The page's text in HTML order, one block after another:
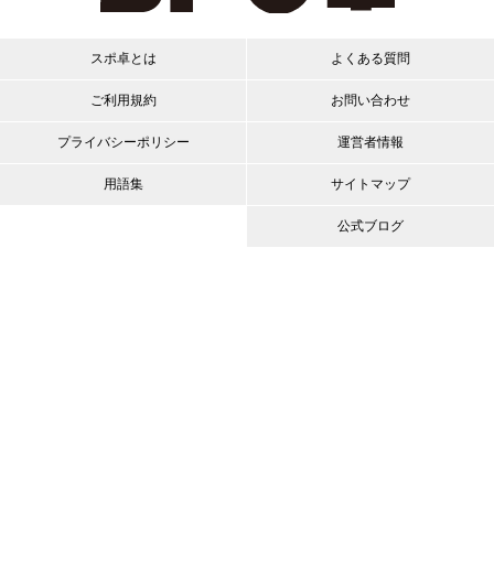
スポ卓とは
ご利用規約
プライバシーポリシー
用語集
よくある質問
お問い合わせ
運営者情報
サイトマップ
公式ブログ